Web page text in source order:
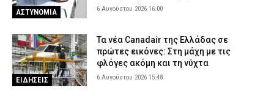
ΑΣΤΥΝΟΜΙΑ 6 Αυγούστου 2026 16:00
ΕΙΔΗΣΕΙΣ
Τα νέα Canadair της Ελλάδας σε
πρώτες εικόνες: Στη μάχη με τις
φλόγες ακόμη και τη νύχτα
6 Αυγούστου 2026 15:48